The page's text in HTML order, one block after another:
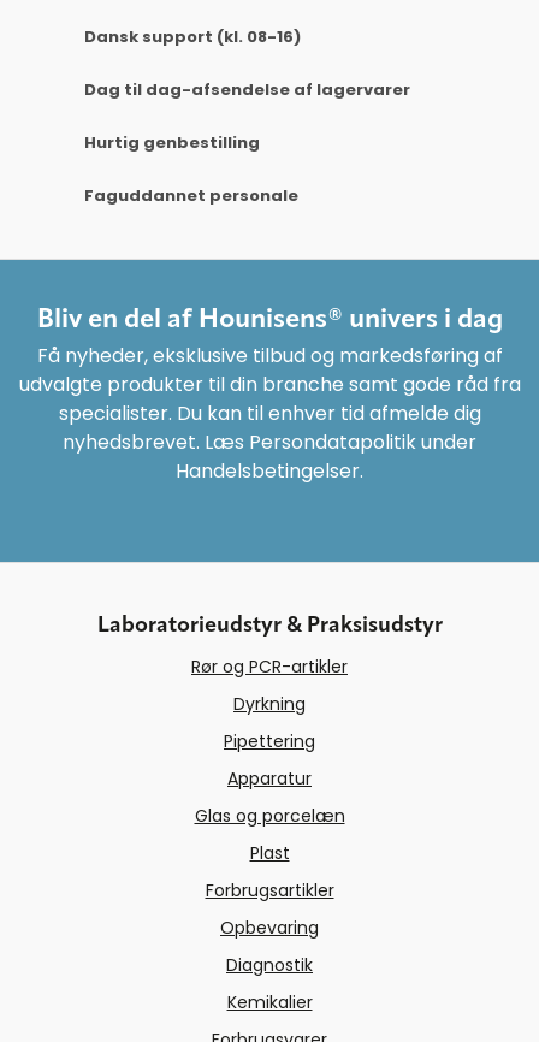
Dansk support (kl. 08-16)
Dag til dag-afsendelse af lagervarer
Hurtig genbestilling
Faguddannet personale
Bliv en del af Hounisens® univers i dag
Få nyheder, eksklusive tilbud og markedsføring af
udvalgte produkter til din branche samt gode råd fra
specialister. Du kan til enhver tid afmelde dig
nyhedsbrevet. Læs Persondatapolitik under
Handelsbetingelser.
Laboratorieudstyr & Praksisudstyr
Rør og PCR-artikler
Dyrkning
Pipettering
Apparatur
Glas og porcelæn
Plast
Forbrugsartikler
Opbevaring
Diagnostik
Kemikalier